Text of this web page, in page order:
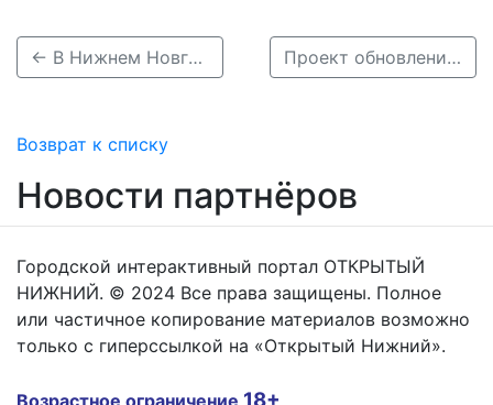
← В Нижнем Новгороде запустят первую роботизированную аптеку для пациентов с ВИЧ Проект обновления трамвайной сети Нижнего Новгорода получил федеральную премию →
Возврат к списку
Новости партнёров
Городской интерактивный портал ОТКРЫТЫЙ
НИЖНИЙ. © 2024 Все права защищены. Полное
или частичное копирование материалов возможно
только с гиперссылкой на «Открытый Нижний».
Возрастное ограничение